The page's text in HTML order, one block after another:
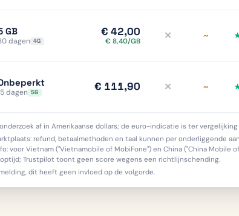
GB
dagen 4G
€ 42,00
€ 8,40/GB ✕iDEAL nee, meer
~ Delen
dagen 5G € 111,90 ✕iDEAL nee,
~ Delen
af in Amerikaanse dollars; de euro-indicatie is ter
refund, betaalmethoden en taal kunnen per onderliggende
voor Vietnam ("Vietnamobile of MobiFone") en China ("China Mobile
Trustpilot toont geen score wegens een richtlijnschending.
dit heeft geen invloed op de volgorde.